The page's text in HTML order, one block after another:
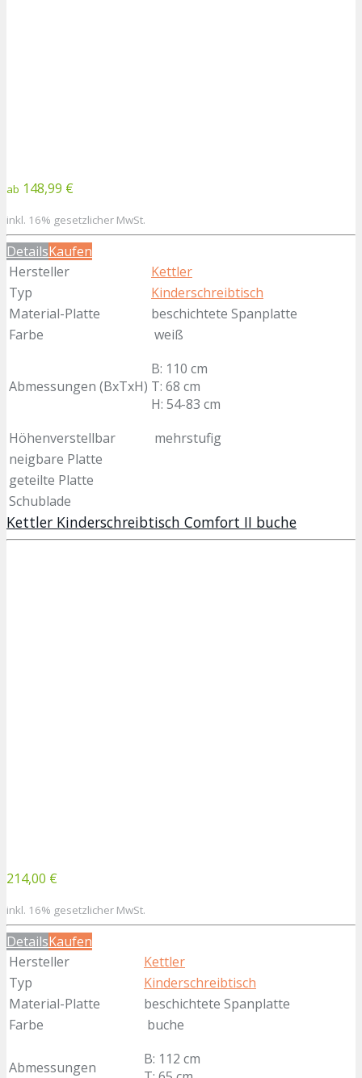
ab 148,99 €
inkl. 16% gesetzlicher MwSt.
DetailsKaufen
Hersteller
Kettler
Typ
Kinderschreibtisch
Material-Platte
beschichtete Spanplatte
Farbe
weiß
Abmessungen (BxTxH)
B: 110 cm
T: 68 cm
H: 54-83 cm
Höhenverstellbar
mehrstufig
neigbare Platte
geteilte Platte
Schublade
Kettler Kinderschreibtisch Comfort II buche
214,00 €
inkl. 16% gesetzlicher MwSt.
DetailsKaufen
Hersteller
Kettler
Typ
Kinderschreibtisch
Material-Platte
beschichtete Spanplatte
Farbe
buche
Abmessungen
B: 112 cm